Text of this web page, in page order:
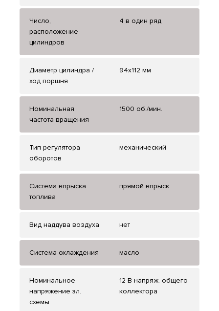
Число,
расположение
цилиндров
4 в один ряд
Диаметр цилиндра /
ход поршня
94х112 мм
Номинальная
частота вращения
1500 об./мин.
Тип регулятора
оборотов
механический
Система впрыска
топлива
прямой впрыск
Вид наддува воздуха нет
Система охлаждения масло
Номинальное
напряжение эл.
схемы
12 В напряж. общего
коллектора